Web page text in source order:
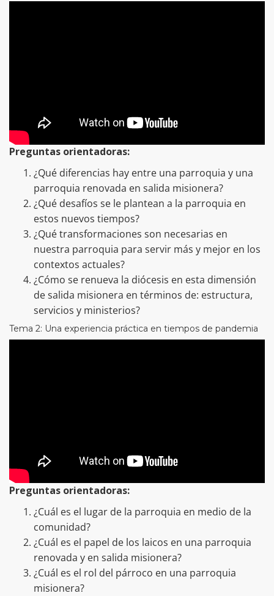
Preguntas orientadoras:
¿Qué diferencias hay entre una parroquia y una
parroquia renovada en salida misionera?
¿Qué desafíos se le plantean a la parroquia en
estos nuevos tiempos?
¿Qué transformaciones son necesarias en
nuestra parroquia para servir más y mejor en los
contextos actuales?
¿Cómo se renueva la diócesis en esta dimensión
de salida misionera en términos de: estructura,
servicios y ministerios?
Tema 2: Una experiencia práctica en tiempos de pandemia
Preguntas orientadoras:
¿Cuál es el lugar de la parroquia en medio de la
comunidad?
¿Cuál es el papel de los laicos en una parroquia
renovada y en salida misionera?
¿Cuál es el rol del párroco en una parroquia
misionera?